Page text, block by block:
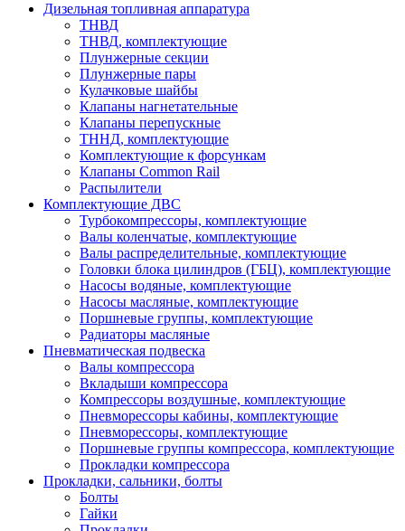
Дизельная
топливная
аппаратура
Дизельная топливная аппаратура
ТНВД
ТНВД, комплектующие
Плунжерные секции
Плунжерные пары
Кулачковые шайбы
Клапаны нагнетательные
Клапаны перепускные
ТННД, комплектующие
Комплектующие к форсункам
Клапаны Common Rail
Распылители
Комплектующие ДВС
Турбокомпрессоры, комплектующие
Валы коленчатые, комплектующие
Валы распределительные, комплектующие
Головки блока цилиндров (ГБЦ), комплектующие
Насосы водяные, комплектующие
Насосы масляные, комплектующие
Поршневые группы, комплектующие
Радиаторы масляные
Пневматическая подвеска
Валы компрессора
Вкладыши компрессора
Компрессоры воздушные, комплектующие
Пневморессоры кабины, комплектующие
Пневморессоры, комплектующие
Поршневые группы компрессора, комплектующие
Прокладки компрессора
Прокладки, сальники, болты
Болты
Гайки